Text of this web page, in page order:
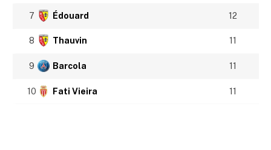
7 Édouard 12
8 Thauvin 11
9 Barcola 11
10 Fati Vieira 11